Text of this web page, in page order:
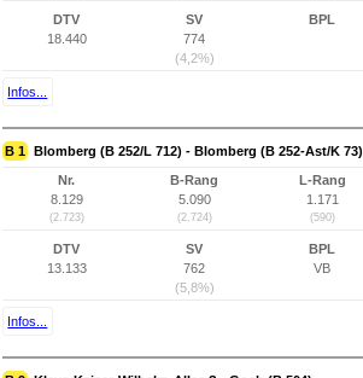
DTV
18.440
SV
774
(4,2%)
BPL
Infos...
B 1 Blomberg (B 252/L 712) - Blomberg (B 252-Ast/K 73)
Nr.
8.129
(2.723)
B-Rang
5.090
(2.724)
L-Rang
1.171
(590)
DTV
13.133
SV
762
(5,8%)
BPL
VB
Infos...